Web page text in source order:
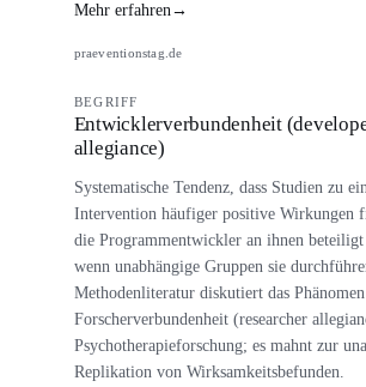
Mehr erfahren→
praeventionstag.de
BEGRIFF
Entwicklerverbundenheit
allegiance)
Systematische Tendenz, dass Studien zu
Intervention häufiger positive Wirkungen
die Programmentwickler an ihnen beteiligt
wenn unabhängige Gruppen sie
Methodenliteratur diskutiert das
Forscherverbundenheit (researcher
Psychotherapieforschung; es mahnt zur
Replikation von Wirksamkeitsbefunden.